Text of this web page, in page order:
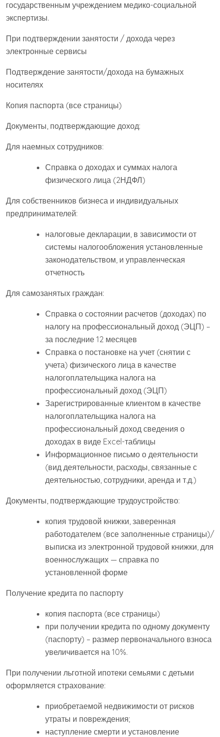
государственным учреждением медико-социальной
экспертизы.
При подтверждении занятости / дохода через
электронные сервисы
Подтверждение занятости/дохода на бумажных
носителях
Копия паспорта (все страницы)
Документы, подтверждающие доход:
Для наемных сотрудников:
Справка о доходах и суммах налога
физического лица (2НДФЛ)
Для собственников бизнеса и индивидуальных
предпринимателей:
налоговые декларации, в зависимости от
системы налогообложения установленные
законодательством, и управленческая
отчетность
Для самозанятых граждан:
Справка о состоянии расчетов (доходах) по
налогу на профессиональный доход (ЭЦП) –
за последние 12 месяцев
Справка о постановке на учет (снятии с
учета) физического лица в качестве
налогоплательщика налога на
профессиональный доход (ЭЦП)
Зарегистрированные клиентом в качестве
налогоплательщика налога на
профессиональный доход сведения о
доходах в виде Excel-таблицы
Информационное письмо о деятельности
(вид деятельности, расходы, связанные с
деятельностью, сотрудники, аренда и т.д.)
Документы, подтверждающие трудоустройство:
копия трудовой книжки, заверенная
работодателем (все заполненные страницы)/
выписка из электронной трудовой книжки, для
военнослужащих — справка по
установленной форме
Получение кредита по паспорту
копия паспорта (все страницы)
при получении кредита по одному документу
(паспорту) – размер первоначального взноса
увеличивается на 10%.
При получении льготной ипотеки семьями с детьми
оформляется страхование:
приобретаемой недвижимости от рисков
утраты и повреждения;
наступление смерти и установление